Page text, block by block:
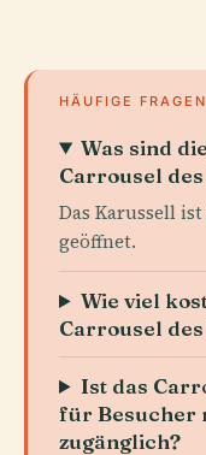
HÄUFIGE FRAGEN
Was sind
Carrousel
Das Karussell
geöffnet.
Wie viel
Carrousel
Ist das
für Besucher
zugänglich?